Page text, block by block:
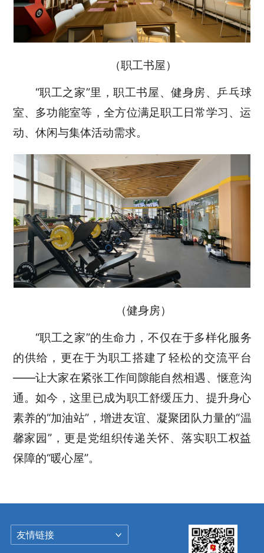
（职工书屋）
“职工之家”里，职工书屋、健身房、乒乓球
室、多功能室等，全方位满足职工日常学习、运
动、休闲与集体活动需求。
（健身房）
“职工之家”的生命力，不仅在于多样化服务
的供给，更在于为职工搭建了轻松的交流平台
——让大家在紧张工作间隙能自然相遇、惬意沟
通。如今，这里已成为职工舒缓压力、提升身心
素养的“加油站”，增进友谊、凝聚团队力量的“温
馨家园”，更是党组织传递关怀、落实职工权益
保障的“暖心屋”。
友情链接